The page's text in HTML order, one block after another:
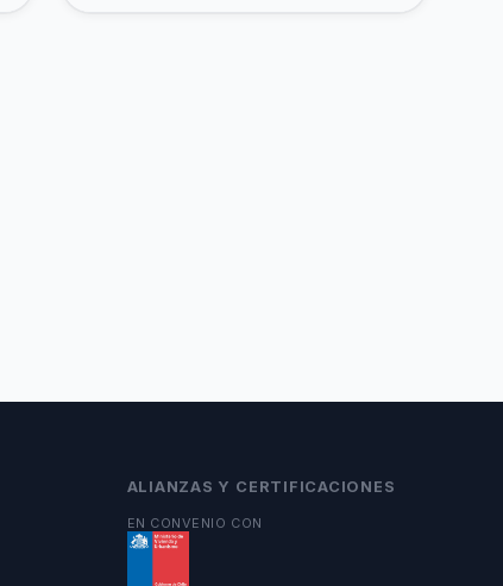
ALIANZAS Y CERTIFICACIONES
EN CONVENIO CON